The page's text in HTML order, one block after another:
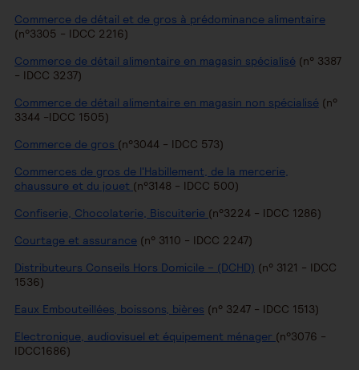
Commerce de détail et de gros à prédominance alimentaire
(n°3305 - IDCC 2216)
Commerce de détail alimentaire en magasin spécialisé (n° 3387
- IDCC 3237)
Commerce de détail alimentaire en magasin non spécialisé (n°
3344 -IDCC 1505)
Commerce de gros (n°3044 - IDCC 573)
Commerces de gros de l'Habillement, de la mercerie,
chaussure et du jouet (n°3148 - IDCC 500)
Confiserie, Chocolaterie, Biscuiterie (n°3224 - IDCC 1286)
Courtage et assurance (n° 3110 - IDCC 2247)
Distributeurs Conseils Hors Domicile – (DCHD) (n° 3121 - IDCC
1536)
Eaux Embouteillées, boissons, bières (n° 3247 - IDCC 1513)
Electronique, audiovisuel et équipement ménager (n°3076 -
IDCC1686)